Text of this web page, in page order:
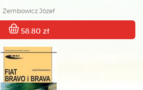
Zembowicz Józef
58.80 zł